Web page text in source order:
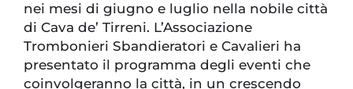
nei mesi di giugno e luglio nella nobile città
di Cava de’ Tirreni. L’Associazione
Trombonieri Sbandieratori e Cavalieri ha
presentato il programma degli eventi che
coinvolgeranno la città, in un crescendo